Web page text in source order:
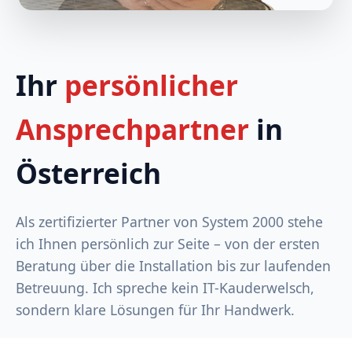
Ihr persönlicher
Ansprechpartner in
Österreich
Als zertifizierter Partner von System 2000 stehe
ich Ihnen persönlich zur Seite – von der ersten
Beratung über die Installation bis zur laufenden
Betreuung. Ich spreche kein IT-Kauderwelsch,
sondern klare Lösungen für Ihr Handwerk.